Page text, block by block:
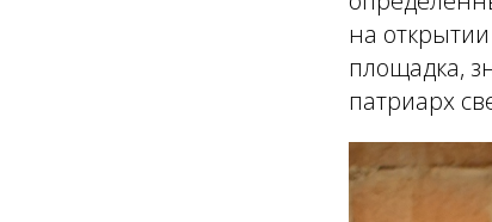
на
площадка,
патриарх